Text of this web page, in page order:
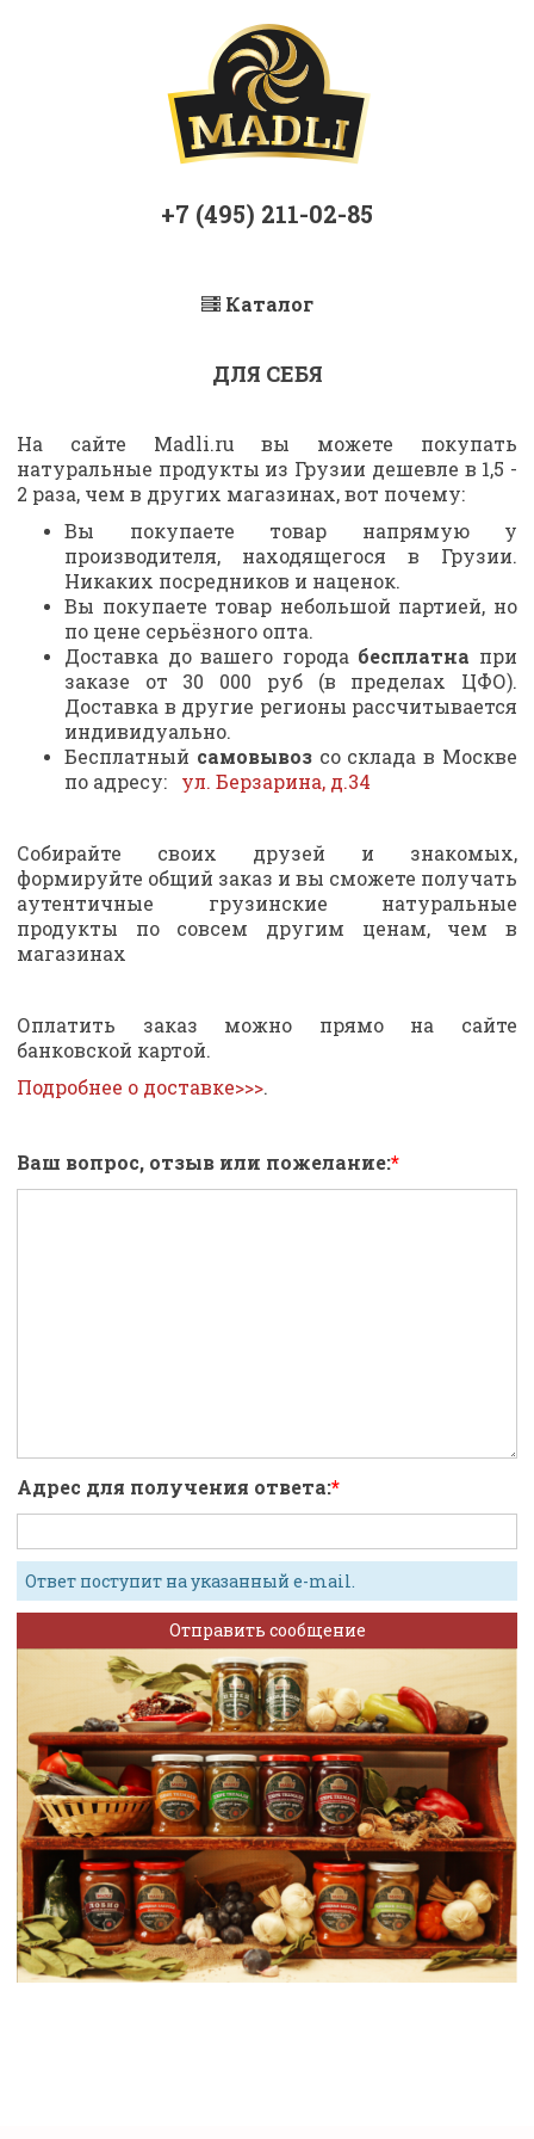
+7 (495) 211-02-85
Каталог
ДЛЯ СЕБЯ
На сайте Madli.ru вы можете покупать
натуральные продукты из Грузии дешевле в 1,5 -
2 раза, чем в других магазинах, вот почему:
Вы покупаете товар напрямую у
производителя, находящегося в Грузии.
Никаких посредников и наценок.
Вы покупаете товар небольшой партией, но
по цене серьёзного опта.
Доставка до вашего города бесплатна при
заказе от 30 000 руб (в пределах ЦФО).
Доставка в другие регионы рассчитывается
индивидуально.
Бесплатный самовывозсо склада в Москве
по адресу:
ул. Берзарина, д.34
Собирайте своих друзей и знакомых,
формируйте общий заказ и вы сможете получать
аутентичные грузинские натуральные
продукты по совсем другим ценам, чем в
магазинах
Оплатить заказ можно прямо на сайте
банковской картой.
Подробнее о доставке>>>.
Ваш вопрос, отзыв или пожелание:
Адрес для получения ответа:
Ответ поступит на указанный e-mail.